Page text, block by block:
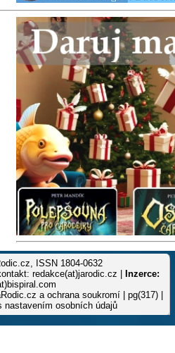
ISSN 1804-0632
redakce(at)jarodic.cz |
Inzerce:
a ochrana soukromí | pg(317) |
nastavením osobních údajů